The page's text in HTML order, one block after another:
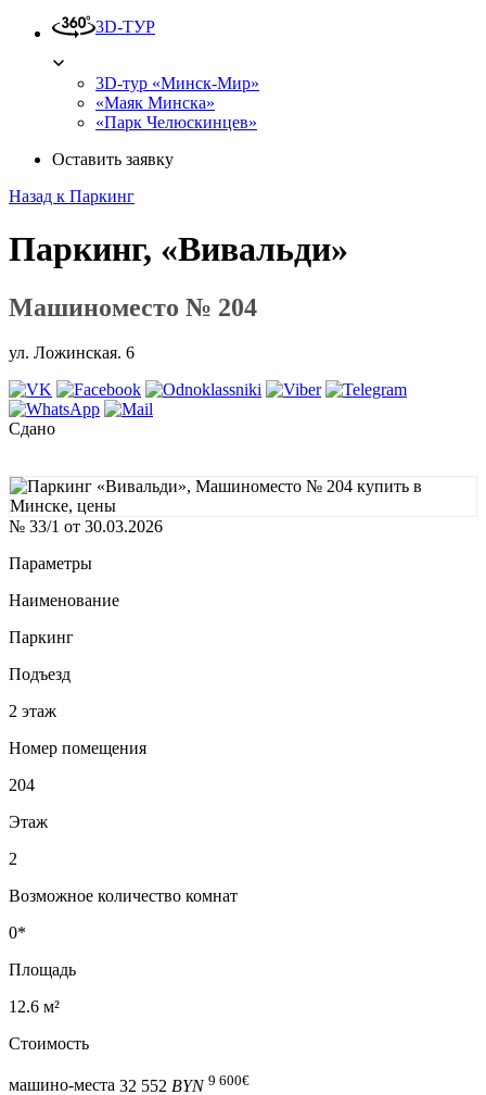
3D-ТУР
3D-тур «Минск-Мир»
«Маяк Минска»
«Парк Челюскинцев»
Оставить заявку
Назад к Паркинг
Паркинг, «Вивальди»
Машиноместо № 204
ул. Ложинская. 6
Сдано
№ 33/1 от 30.03.2026
Параметры
Наименование
Паркинг
Подъезд
2 этаж
Номер помещения
204
Этаж
2
Возможное количество комнат
0*
Площадь
12.6 м²
Стоимость
машино-места 32 552 BYN 9 600€